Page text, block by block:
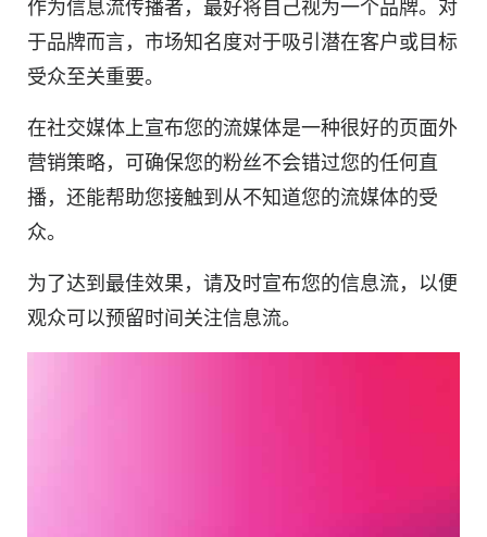
作为信息流传播者，最好将自己视为一个品牌。对
于品牌而言，市场知名度对于吸引潜在客户或目标
受众至关重要。
在社交媒体上宣布您的流媒体是一种很好的页面外
营销策略，可确保您的粉丝不会错过您的任何直
播，还能帮助您接触到从不知道您的流媒体的受
众。
为了达到最佳效果，请及时宣布您的信息流，以便
观众可以预留时间关注信息流。